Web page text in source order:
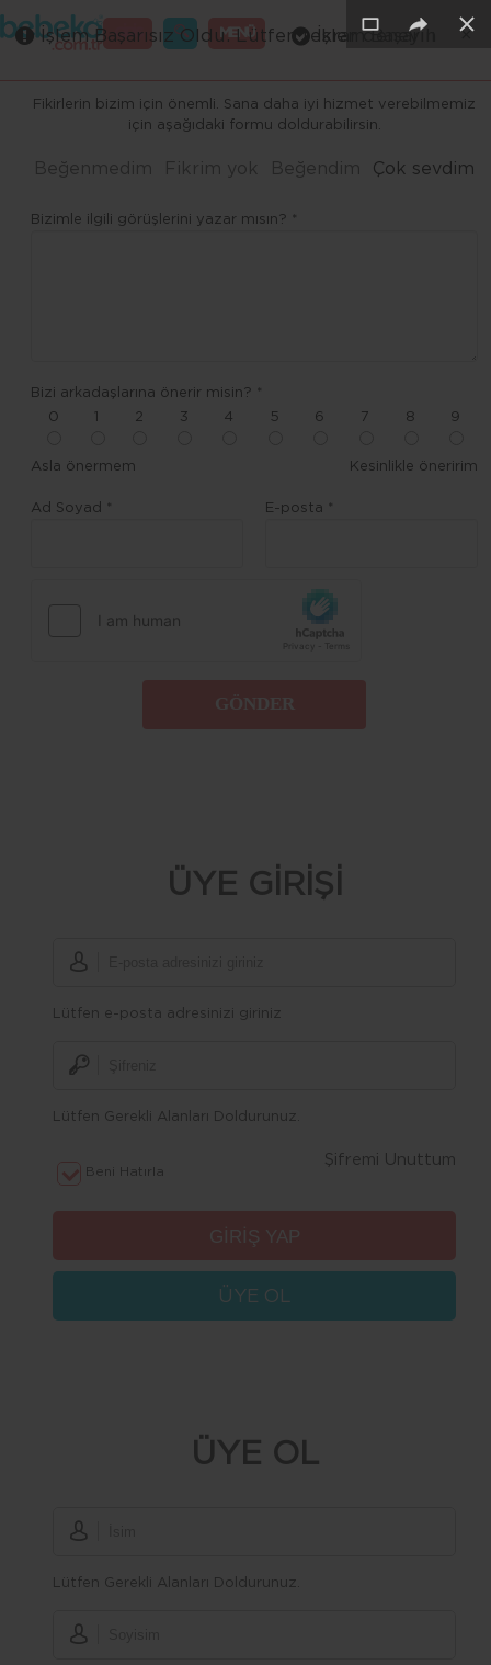
MENÜ
GİRİŞ
Fikirlerin bizim için önemli. Sana daha iyi hizmet verebilmemiz
için aşağıdaki formu doldurabilirsin.
Beğenmedim Fikrim yok Beğendim Çok sevdim
Bizimle ilgili görüşlerini yazar mısın? *
Bizi arkadaşlarına önerir misin? *
0
2 3 4 5 6 7 8 9
Asla önermem Kesinlikle öneririm
Ad Soyad * E-posta *
×
ÜYE GİRİŞİ
Lütfen e-posta adresinizi giriniz
Lütfen Gerekli Alanları Doldurunuz.
Beni Hatırla
Şifremi Unuttum
ÜYE OL
×
ÜYE OL
Lütfen Gerekli Alanları Doldurunuz.
×
İşlem Başarılı ×
İşlem Başarısız Oldu. Lütfen tekrar deneyin ×